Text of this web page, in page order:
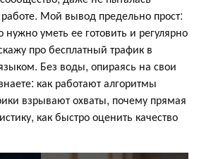
работе. Мой вывод предельно прост:
нужно уметь ее готовить и регулярно
про бесплатный трафик в
Без воды, опираясь на свои
как работают алгоритмы
взрывают охваты, почему прямая
как быстро оценить качество